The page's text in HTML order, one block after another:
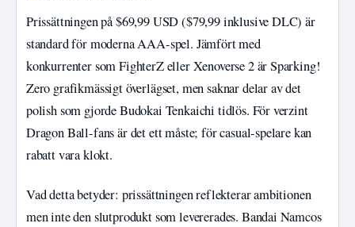
Prissättningen på $69,99 USD ($79,99 inklusive DLC) är
standard för moderna AAA-spel. Jämfört med
konkurrenter som FighterZ eller Xenoverse 2 är Sparking!
Zero grafikmässigt överlägset, men saknar delar av det
polish som gjorde Budokai Tenkaichi tidlös. För verzint
Dragon Ball-fans är det ett måste; för casual-spelare kan
rabatt vara klokt.
Vad detta betyder: prissättningen reflekterar ambitionen
men inte den slutprodukt som levererades. Bandai Namcos